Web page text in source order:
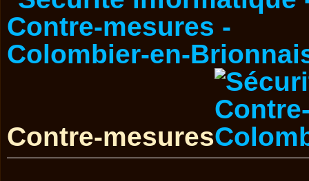
Contre-mesures